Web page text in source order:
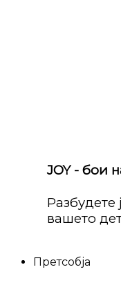
JOY - бои
Разбудете
вашето
Претсобја